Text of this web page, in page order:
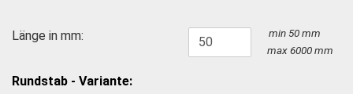
Länge in mm:
min 50 mm
max 6000 mm
Rundstab - Variante: